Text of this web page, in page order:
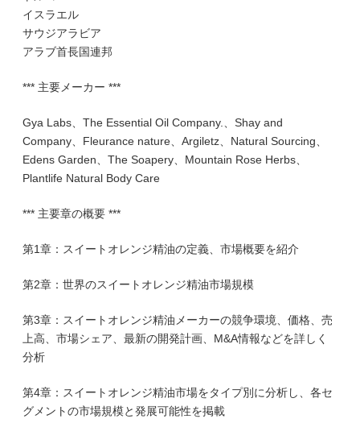
イスラエル
サウジアラビア
アラブ首長国連邦
*** 主要メーカー ***
Gya Labs、The Essential Oil Company.、Shay and
Company、Fleurance nature、Argiletz、Natural Sourcing、
Edens Garden、The Soapery、Mountain Rose Herbs、
Plantlife Natural Body Care
*** 主要章の概要 ***
第1章：スイートオレンジ精油の定義、市場概要を紹介
第2章：世界のスイートオレンジ精油市場規模
第3章：スイートオレンジ精油メーカーの競争環境、価格、売
上高、市場シェア、最新の開発計画、M&A情報などを詳しく
分析
第4章：スイートオレンジ精油市場をタイプ別に分析し、各セ
グメントの市場規模と発展可能性を掲載